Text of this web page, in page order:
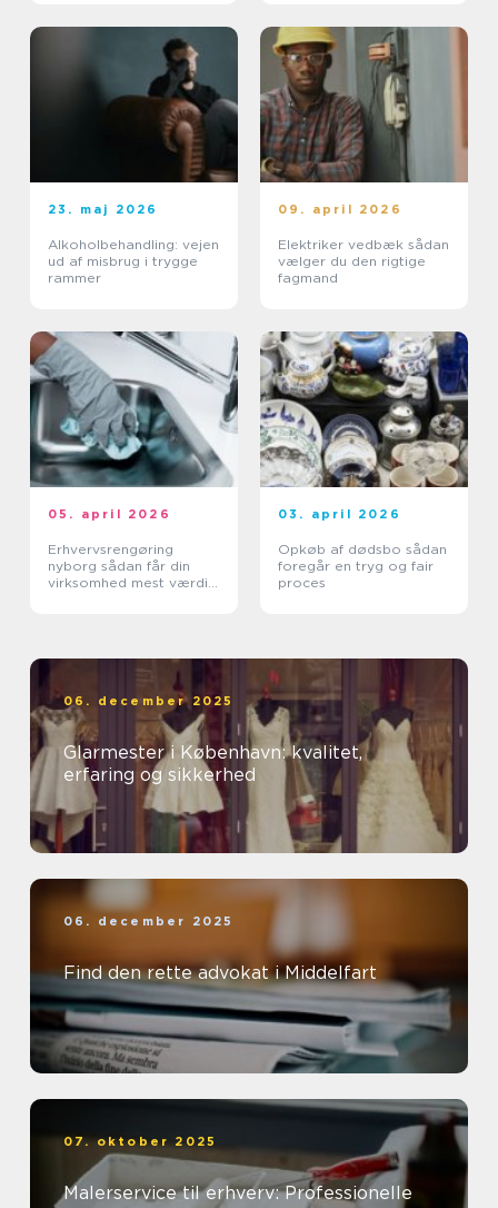
23. maj 2026
Alkoholbehandling: vejen
ud af misbrug i trygge
rammer
09. april 2026
Elektriker vedbæk sådan
vælger du den rigtige
fagmand
05. april 2026
Erhvervsrengøring
nyborg sådan får din
virksomhed mest værdi
03. april 2026
Opkøb af dødsbo sådan
foregår en tryg og fair
proces
06. december 2025
Glarmester i København: kvalitet,
erfaring og sikkerhed
06. december 2025
Find den rette advokat i Middelfart
07. oktober 2025
Malerservice til erhverv: Professionelle